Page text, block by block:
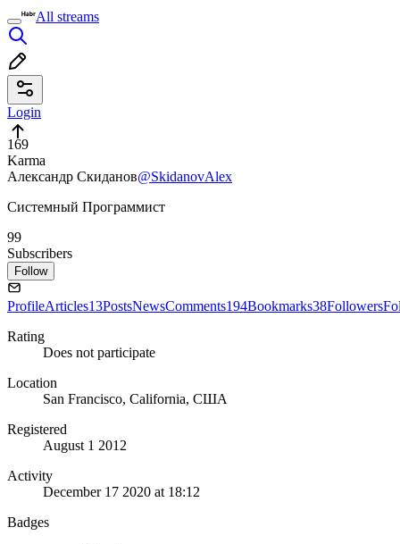
All streams
Login
169
Karma
Александр Скиданов@SkidanovAlex
Системный Программист
99
Subscribers
Follow
ProfileArticles13PostsNewsComments194Bookmarks38Followers
Rating
Does not participate
Location
San Francisco, California, США
Registered
August 1 2012
Activity
December 17 2020 at 18:12
Badges